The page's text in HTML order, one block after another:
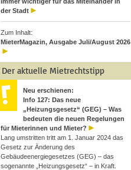
der Stadt
Zum Inhalt:
MieterMagazin, Ausgabe Juli/August 2026
Der aktuelle Mietrechtstipp
Neu erschienen:
Info 127: Das neue
„Heizungsgesetz“ (GEG) – Was
bedeuten die neuen Regelungen
für Mieterinnen und Mieter?
Lang umstritten tritt am 1. Januar 2024 das
Gesetz zur Änderung des
Gebäudeenergiegesetzes (GEG) – das
sogenannte „Heizungsgesetz“ – in Kraft.